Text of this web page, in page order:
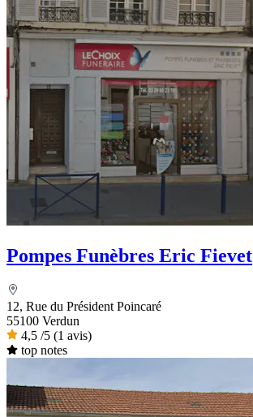
Pompes Funèbres Eric Fievet
12, Rue du Président Poincaré
55100 Verdun
4,5 /5 (1 avis)
top notes